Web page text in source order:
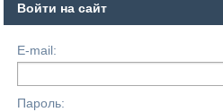
Войти на сайт
E-mail:
Пароль: